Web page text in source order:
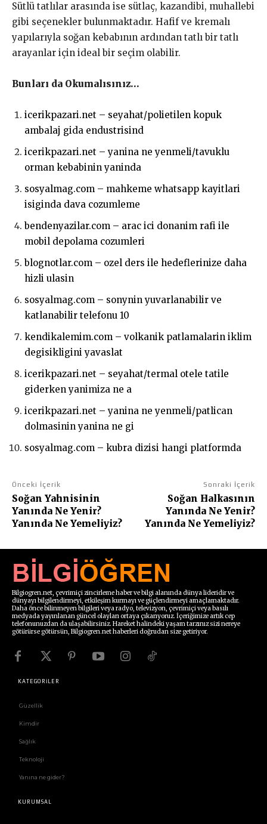
Sütlü tatlılar arasında ise sütlaç, kazandibi, muhallebi
gibi seçenekler bulunmaktadır. Hafif ve kremalı
yapılarıyla soğan kebabının ardından tatlı bir tatlı
arayanlar için ideal bir seçim olabilir.
Bunları da Okumalısınız…
icerikpazari.net – seyahat/polietilen kopuk
ambalaj gida endustrisind
icerikpazari.net – yanina ne yenmeli/tavuklu
orman kebabinin yaninda
sosyalmag.com – mahkeme whatsapp kayitlari
isiginda dava cozumleme
bendenyazilar.com – arac ici donanim rafi ile
mobil depolama cozumleri
blognotlar.com – ozel ders ile hedeflerinize daha
hizli ulasin
sosyalmag.com – sonynin yuvarlanabilir ve
katlanabilir telefonu 10
kendikalemim.com – volkanik patlamalarin iklim
degisikligini yavaslat
icerikpazari.net – seyahat/termal otele tatile
giderken yanimiza ne a
icerikpazari.net – yanina ne yenmeli/patlican
dolmasinin yanina ne gi
sosyalmag.com – kubra dizisi hangi platformda
Önceki İçerik
Soğan Yahnisinin
Yanında Ne Yenir?
Yanında Ne Yemeliyiz?
Sonraki İçerik
Soğan Halkasının
Yanında Ne Yenir?
Yanında Ne Yemeliyiz?
Bilgiogren.net, çevrimiçi zincirleme haber ve bilgi alanında dünya lideridir ve
dünyayı bilgilendirmeyi, etkileşim kurmayı ve güçlendirmeyi amaçlamaktadır.
Daha önce bilinmeyen bilgileri veya radyo, televizyon, çevrimiçi veya basılı
medyada yayınlanan güncel olayları ortaya çıkarıyoruz. İçeriğimize artık cep
telefonunuzdan da ulaşabilirsiniz. Hareket halindeki yaşam tarzınız sizi nereye
götürürse götürsün, Bilgiogren.net haberleri doğrudan size getiriyor.
KATEGORİLER
Güzellik
Kimdir
Sağlık
Teknoloji
Yanına ne gider?
KURUMSAL